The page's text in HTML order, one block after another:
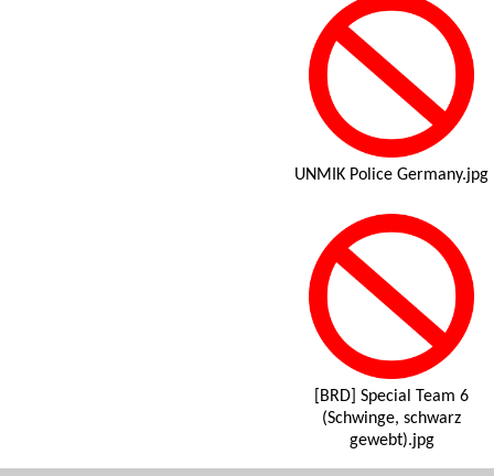
UNMIK Police Germany.jpg
[BRD] Special Team 6
(Schwinge, schwarz
gewebt).jpg